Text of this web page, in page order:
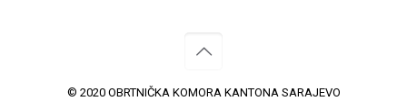
© 2020 OBRTNIČKA KOMORA KANTONA SARAJEVO